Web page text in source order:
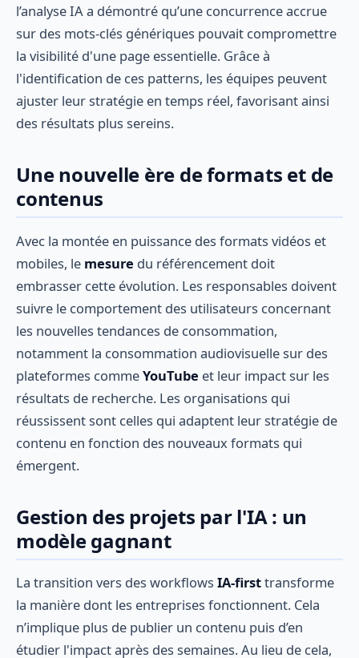
l’analyse IA a démontré qu’une concurrence accrue
sur des mots-clés génériques pouvait compromettre
la visibilité d'une page essentielle. Grâce à
l'identification de ces patterns, les équipes peuvent
ajuster leur stratégie en temps réel, favorisant ainsi
des résultats plus sereins.
Une nouvelle ère de formats et de
contenus
Avec la montée en puissance des formats vidéos et
mobiles, le mesure du référencement doit
embrasser cette évolution. Les responsables doivent
suivre le comportement des utilisateurs concernant
les nouvelles tendances de consommation,
notamment la consommation audiovisuelle sur des
plateformes commeYouTube et leur impact sur les
résultats de recherche. Les organisations qui
réussissent sont celles qui adaptent leur stratégie de
contenu en fonction des nouveaux formats qui
émergent.
Gestion des projets par l'IA : un
modèle gagnant
La transition vers des workflows IA-firsttransforme
la manière dont les entreprises fonctionnent. Cela
n’implique plus de publier un contenu puis d’en
étudier l'impact après des semaines. Au lieu de cela,